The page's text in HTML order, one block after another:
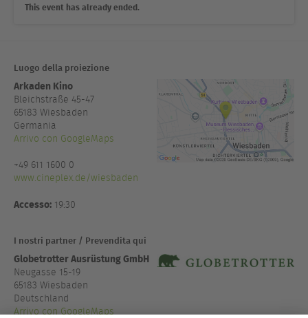
This event has already ended.
Luogo della proiezione
Arkaden Kino
Bleichstraße 45-47
65183 Wiesbaden
Germania
Arrivo con GoogleMaps
+49 611 1600 0
www.cineplex.de/wiesbaden
Accesso: 19:30
I nostri partner / Prevendita qui
Globetrotter Ausrüstung GmbH
Neugasse 15-19
65183 Wiesbaden
Deutschland
Arrivo con GoogleMaps